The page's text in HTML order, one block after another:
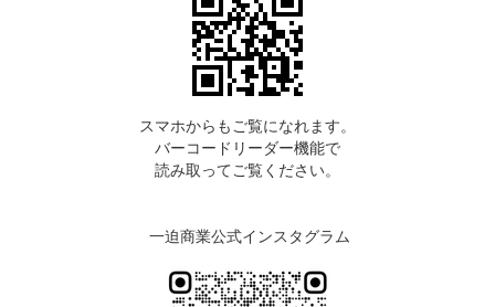
スマホからもご覧になれます。
バーコードリーダー機能で
読み取ってご覧ください。
一迫商業公式インスタグラム